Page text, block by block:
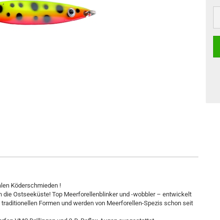
Köderschmieden !
Ostseeküste! Top Meerforellenblinker und -wobbler – entwickelt
Formen und werden von Meerforellen-Spezis schon seit